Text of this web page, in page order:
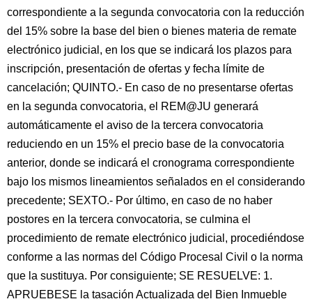
correspondiente a la segunda convocatoria con la reducción
del 15% sobre la base del bien o bienes materia de remate
electrónico judicial, en los que se indicará los plazos para
inscripción, presentación de ofertas y fecha límite de
cancelación; QUINTO.- En caso de no presentarse ofertas
en la segunda convocatoria, el REM@JU generará
automáticamente el aviso de la tercera convocatoria
reduciendo en un 15% el precio base de la convocatoria
anterior, donde se indicará el cronograma correspondiente
bajo los mismos lineamientos señalados en el considerando
precedente; SEXTO.- Por último, en caso de no haber
postores en la tercera convocatoria, se culmina el
procedimiento de remate electrónico judicial, procediéndose
conforme a las normas del Código Procesal Civil o la norma
que la sustituya. Por consiguiente; SE RESUELVE: 1.
APRUEBESE la tasación Actualizada del Bien Inmueble